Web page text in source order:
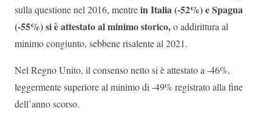
sulla questione nel 2016, mentrein Italia (-52%) e Spagna
(-55%) si è attestato al minimo storico,o addirittura al
minimo congiunto, sebbene risalente al 2021.
Nel Regno Unito, il consenso netto si è attestato a -46%,
leggermente superiore al minimo di -49% registrato alla fine
dell’anno scorso.